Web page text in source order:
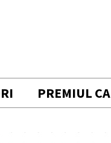
PREMIUL CA